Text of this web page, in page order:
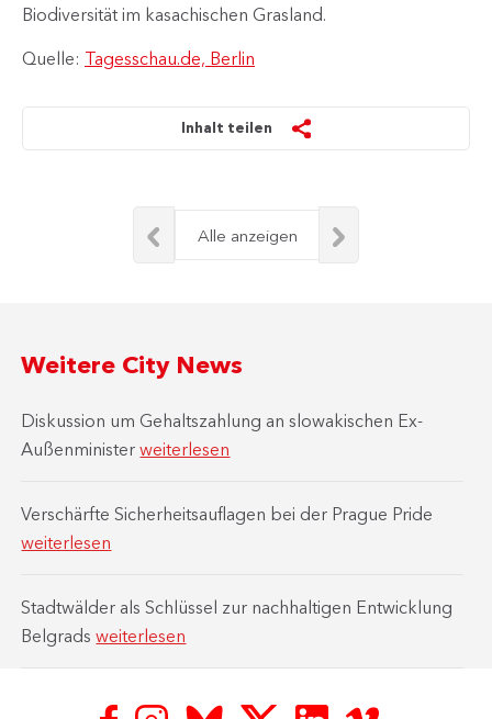
Biodiversität im kasachischen Grasland.
Quelle: Tagesschau.de, Berlin
Inhalt teilen
Alle anzeigen
Weitere City News
Diskussion um Gehaltszahlung an slowakischen Ex-
Außenministerweiterlesen
Verschärfte Sicherheitsauflagen bei der Prague Pride
weiterlesen
Stadtwälder als Schlüssel zur nachhaltigen Entwicklung
Belgradsweiterlesen